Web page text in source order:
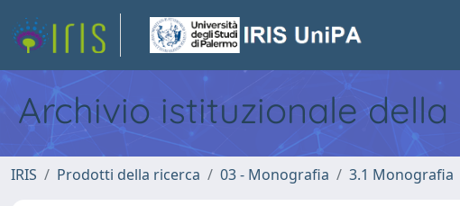
Archivio istituzionale
IRIS Prodotti della ricerca 03 - Monografia 3.1 Monografia